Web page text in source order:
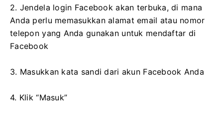
2. Jendela login Facebook akan terbuka, di mana
Anda perlu memasukkan alamat email atau nomor
telepon yang Anda gunakan untuk mendaftar di
Facebook
3. Masukkan kata sandi dari akun Facebook Anda
4. Klik “Masuk”